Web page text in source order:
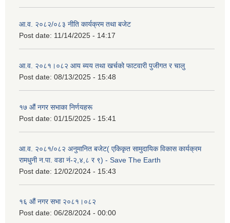
आ.व. २०८२/०८३ नीति कार्यक्रम तथा बजेट
Post date: 11/14/2025 - 14:17
आ.व. २०८१।०८२ आय ब्यय तथा खर्चको फाटवारी पुजीगत र चालु
Post date: 08/13/2025 - 15:48
१७ औं नगर सभाका निर्णयहरू
Post date: 01/15/2025 - 15:41
आ.व. २०८१/०८२ अनुमानित बजेट( एकिकृत सामुदायिक विकास कार्यक्रम
रामधुनी न.पा. वडा नं-२,४,८ र ९) - Save The Earth
Post date: 12/02/2024 - 15:43
१६ औं नगर सभा २०८१।०८२
Post date: 06/28/2024 - 00:00